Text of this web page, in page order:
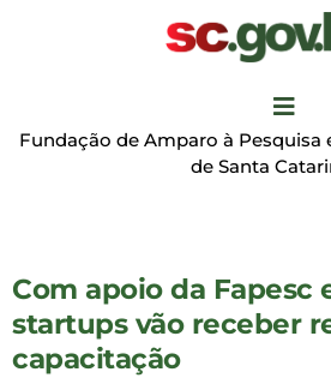
Fundação de Amparo à Pesquisa
de Santa
Com apoio da Fapesc
startups vão receber
capacitação